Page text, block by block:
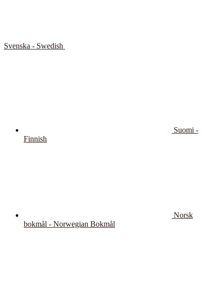
Svenska - Swedish
Suomi -
Finnish
Norsk
bokmål - Norwegian Bokmål